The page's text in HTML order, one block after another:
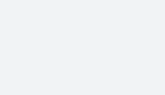
果合格，我们将为您颁